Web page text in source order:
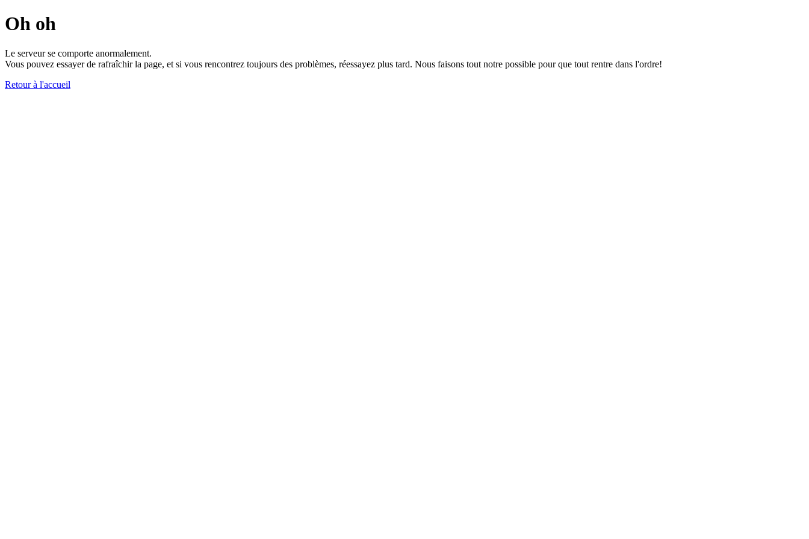
Oh oh
Le serveur se comporte anormalement.
Vous pouvez essayer de rafraîchir la page, et si vous rencontrez toujours des problèmes, réessayez plus tard. Nous faisons tout notre possible pour que tout rentre dans l'ordre!
Retour à l'accueil